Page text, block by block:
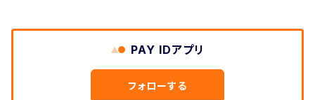
PAY IDアプリ
フォローする